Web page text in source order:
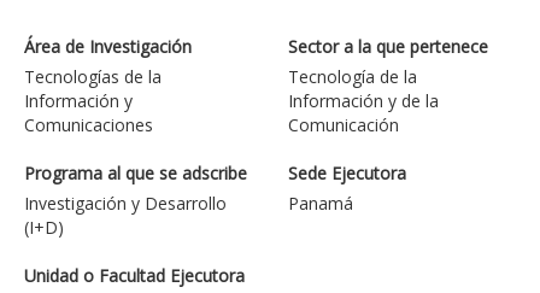
Área de Investigación
Tecnologías de la
Información y
Comunicaciones
Sector a la que pertenece
Tecnología de la
Información y de la
Comunicación
Programa al que se adscribe
Investigación y Desarrollo
(I+D)
Sede Ejecutora
Panamá
Unidad o Facultad Ejecutora